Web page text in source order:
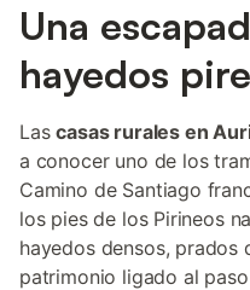
Una
hayedos
Lascasas rurales en
a conocer uno de los
Camino de Santiago
los pies de los Pirineos
hayedos densos, prados
patrimonio ligado al